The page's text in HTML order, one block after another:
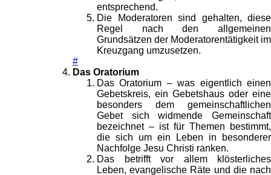
entsprechend.
Die Moderatoren sind gehalten, diese
Regel nach den allgemeinen
Grundsätzen der Moderatorentätigkeit im
Kreuzgang umzusetzen.
#
Das Oratorium
Das Oratorium – was eigentlich einen
Gebetskreis, ein Gebetshaus oder eine
besonders dem gemeinschaftlichen
Gebet sich widmende Gemeinschaft
bezeichnet – ist für Themen bestimmt,
die sich um ein Leben in besonderer
Nachfolge Jesu Christi ranken.
Das betrifft vor allem klösterliches
Leben, evangelische Räte und die nach